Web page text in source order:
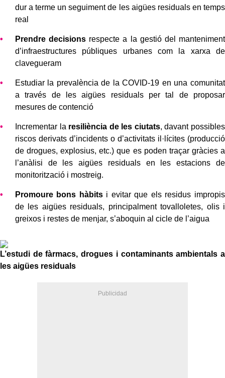
dur a terme un seguiment de les aigües residuals en temps
real
Prendre decisions respecte a la gestió del manteniment
d’infraestructures públiques urbanes com la xarxa de
clavegueram
Estudiar la prevalència de la COVID-19 en una comunitat
a través de les aigües residuals per tal de proposar
mesures de contenció
Incrementar la resiliència de les ciutats, davant possibles
riscos derivats d’incidents o d’activitats il·lícites (producció
de drogues, explosius, etc.) que es poden traçar gràcies a
l’anàlisi de les aigües residuals en les estacions de
monitorització i mostreig.
Promoure bons hàbitsi evitar que els residus impropis
de les aigües residuals, principalment tovalloletes, olis i
greixos i restes de menjar, s’aboquin al cicle de l’aigua
L’estudi de fàrmacs, drogues i contaminants ambientals a
les aigües residuals